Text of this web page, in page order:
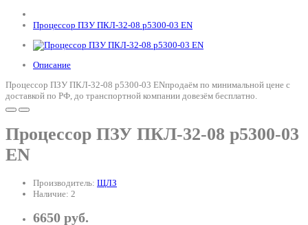
Процессор ПЗУ ПКЛ-32-08 p5300-03 EN
Описание
Процессор ПЗУ ПКЛ-32-08 p5300-03 ENпродаём по минимальной цене с
доставкой по РФ, до транспортной компании довезём бесплатно.
Процессор ПЗУ ПКЛ-32-08 p5300-03
EN
Производитель: ЩЛЗ
Наличие: 2
6650 руб.